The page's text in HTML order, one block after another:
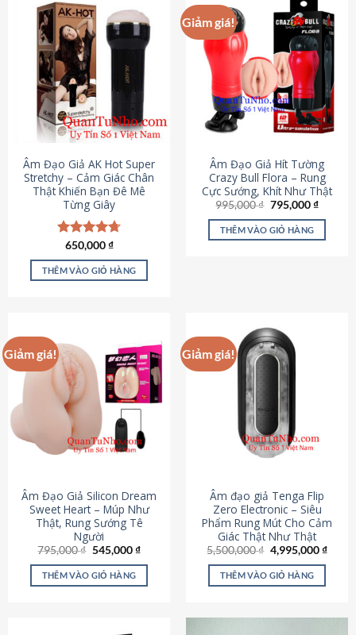
Âm Đạo Giả AK Hot Super
Stretchy – Cảm Giác Chân
Thật Khiến Bạn Đê Mê
Từng Giây
Được xếp
hạng4.75
5 sao
650,000₫
THÊM VÀO GIỎ HÀNG
Giảm giá!
Âm Đạo Giả Hít Tường
Crazy Bull Flora – Rung
Cực Sướng, Khít Như Thật
995,000₫ Giá
là:
995,000 ₫.
795,000₫Giá
tại
THÊM VÀO GIỎ HÀNG
Giảm giá!
Âm Đạo Giả Silicon Dream
Sweet Heart – Múp Như
Thật, Rung Sướng Tê
Người
795,000₫ Giá
là:
795,000 ₫.
545,000₫Giá
tại
545,000 ₫.
THÊM VÀO GIỎ HÀNG
Giảm giá!
Âm đạo giả Tenga Flip
Zero Electronic – Siêu
Phẩm Rung Mút Cho Cảm
Giác Thật Như Thật
5,500,000₫ Giá
gốc
là:
5,500,000 ₫.
4,995,000₫Giá
THÊM VÀO GIỎ HÀNG